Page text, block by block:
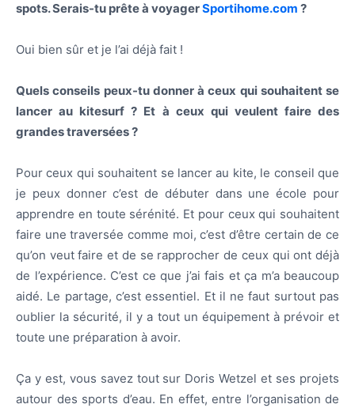
spots. Serais-tu prête à voyagerSportihome.com ?
Oui bien sûr et je l’ai déjà fait !
Quels conseils peux-tu donner à ceux qui souhaitent se
lancer au kitesurf ? Et à ceux qui veulent faire des
grandes traversées ?
Pour ceux qui souhaitent se lancer au kite, le conseil que
je peux donner c’est de débuter dans une école pour
apprendre en toute sérénité. Et pour ceux qui souhaitent
faire une traversée comme moi, c’est d’être certain de ce
qu’on veut faire et de se rapprocher de ceux qui ont déjà
de l’expérience. C’est ce que j’ai fais et ça m’a beaucoup
aidé. Le partage, c’est essentiel. Et il ne faut surtout pas
oublier la sécurité, il y a tout un équipement à prévoir et
toute une préparation à avoir.
Ça y est, vous savez tout sur Doris Wetzel et ses projets
autour des sports d’eau. En effet, entre l’organisation de